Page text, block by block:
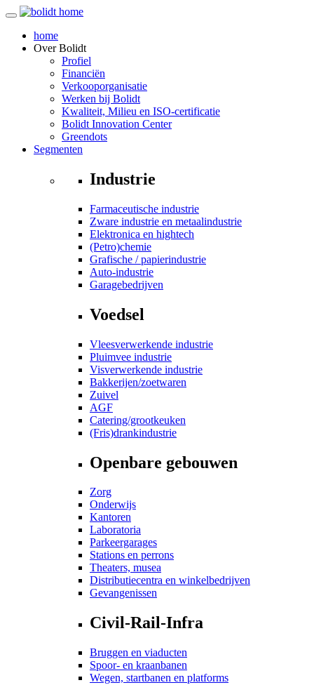
home
OverBolidt
Profiel
Financiën
Verkooporganisatie
Werken bij Bolidt
Kwaliteit, Milieu en ISO-certificatie
Bolidt Innovation Center
Greendots
Segmenten
Industrie
Farmaceutische industrie
Zware industrie en metaalindustrie
Elektronica en hightech
(Petro)chemie
Grafische / papierindustrie
Auto-industrie
Garagebedrijven
Voedsel
Vleesverwerkende industrie
Pluimvee industrie
Visverwerkende industrie
Bakkerijen/zoetwaren
Zuivel
AGF
Catering/grootkeuken
(Fris)drankindustrie
Openbare gebouwen
Zorg
Onderwijs
Kantoren
Laboratoria
Parkeergarages
Stations en perrons
Theaters, musea
Distributiecentra en winkelbedrijven
Gevangenissen
Civil-Rail-Infra
Bruggen en viaducten
Spoor- en kraanbanen
Wegen, startbanen en platforms